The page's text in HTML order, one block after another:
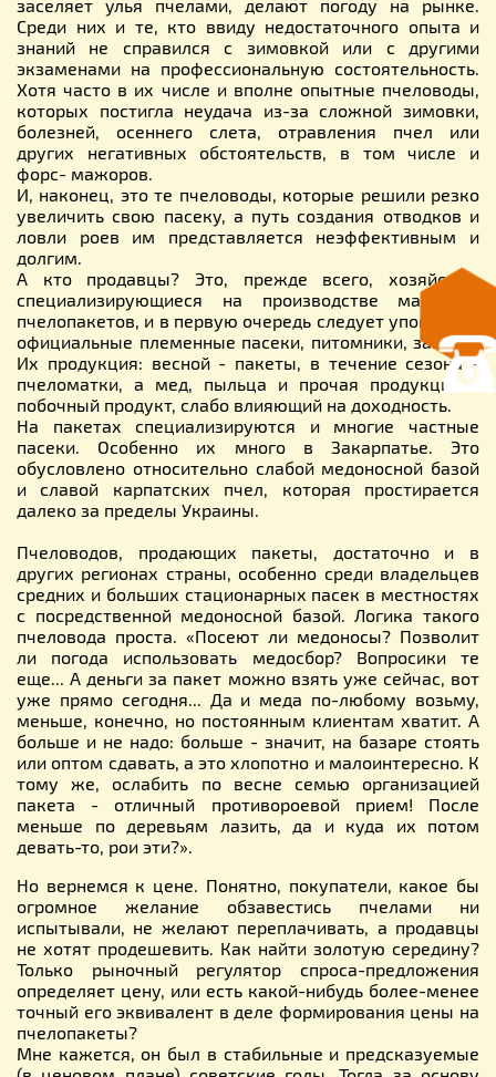
заселяет улья пчелами, делают погоду на рынке.
Среди них и те, кто ввиду недостаточного опыта и
знаний не справился с зимовкой или с другими
экзаменами на профессиональную состоятельность.
Хотя часто в их числе и вполне опытные пчеловоды,
которых постигла неудача из-за сложной зимовки,
болезней, осеннего слета, отравления пчел или
других негативных обстоятельств, в том числе и
форс- мажоров.
И, наконец, это те пчеловоды, которые решили резко
увеличить свою пасеку, а путь создания отводков и
ловли роев им представляется неэффективным и
долгим.
А кто продавцы? Это, прежде всего, хозяйства,
специализирующиеся на производстве маток и
пчелопакетов, и в первую очередь следует упомянуть
официальные племенные пасеки, питомники, заводы.
Их продукция: весной - пакеты, в течение сезона -
пчеломатки, а мед, пыльца и прочая продукция -
побочный продукт, слабо влияющий на доходность.
На пакетах специализируются и многие частные
пасеки. Особенно их много в Закарпатье. Это
обусловлено относительно слабой медоносной базой
и славой карпатских пчел, которая простирается
далеко за пределы Украины.
Пчеловодов, продающих пакеты, достаточно и в
других регионах страны, особенно среди владельцев
средних и больших стационарных пасек в местностях
с посредственной медоносной базой. Логика такого
пчеловода проста. «Посеют ли медоносы? Позволит
ли погода использовать медосбор? Вопросики те
еще... А деньги за пакет можно взять уже сейчас, вот
уже прямо сегодня... Да и меда по-любому возьму,
меньше, конечно, но постоянным клиентам хватит. А
больше и не надо: больше - значит, на базаре стоять
или оптом сдавать, а это хлопотно и малоинтересно. К
тому же, ослабить по весне семью организацией
пакета - отличный противороевой прием! После
меньше по деревьям лазить, да и куда их потом
девать-то, рои эти?».
Но вернемся к цене. Понятно, покупатели, какое бы
огромное желание обзавестись пчелами ни
испытывали, не желают переплачивать, а продавцы
не хотят продешевить. Как найти золотую середину?
Только рыночный регулятор спроса-предложения
определяет цену, или есть какой-нибудь более-менее
точный его эквивалент в деле формирования цены на
пчелопакеты?
Мне кажется, он был в стабильные и предсказуемые